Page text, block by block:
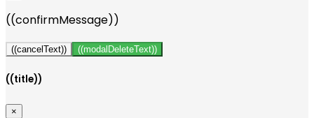
((confirmMessage))
((cancelText)) ((modalDeleteText))
((title))
×